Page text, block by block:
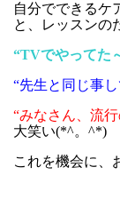
自分でできるケ
と、レッスンの
“TVでやってた
“先生と同じ事
“みなさん、流
大笑い(*^。^*)
これを機会に、